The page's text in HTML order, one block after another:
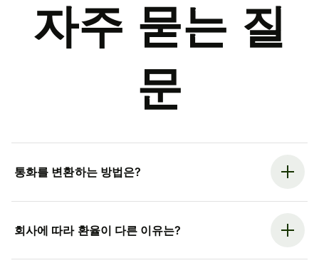
자주 묻는 질
문
통화를 변환하는 방법은?
회사에 따라 환율이 다른 이유는?